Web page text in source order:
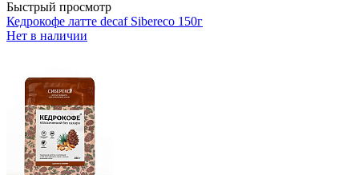
Быстрый просмотр
Кедрокофе латте decaf Sibereco 150г
Нет в наличии